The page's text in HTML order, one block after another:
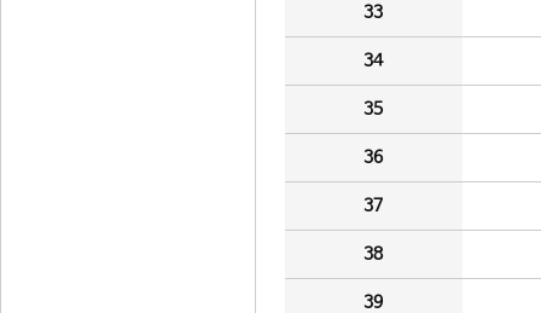
33
34
35
36
37
38
39